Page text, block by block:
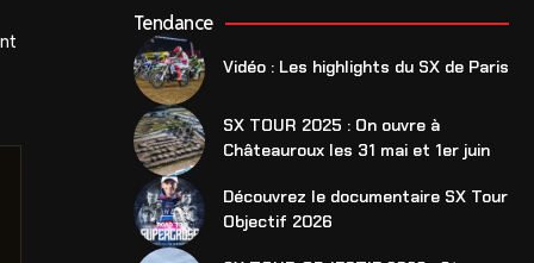
Tendance
Vidéo : Les highlights du SX de Paris
SX TOUR 2025 : On ouvre à
Châteauroux les 31 mai et 1er juin
Découvrez le documentaire SX Tour
Objectif 2026